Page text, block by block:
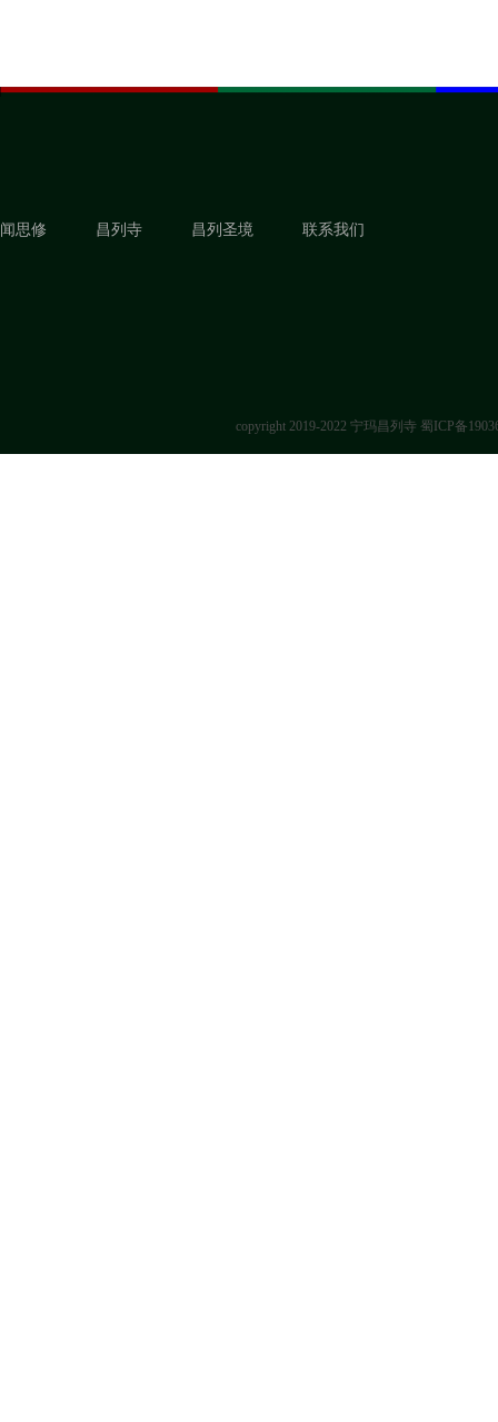
闻思修 昌列寺 昌列圣境 联系我们
copyright 2019-2022 宁玛昌列寺 蜀ICP备